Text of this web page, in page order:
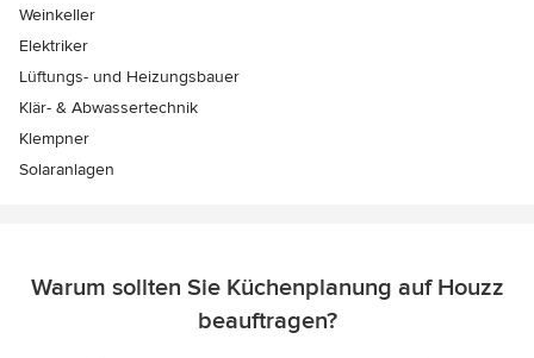
Weinkeller
Elektriker
Lüftungs- und Heizungsbauer
Klär- & Abwassertechnik
Klempner
Solaranlagen
Warum sollten Sie Küchenplanung auf Houzz
beauftragen?